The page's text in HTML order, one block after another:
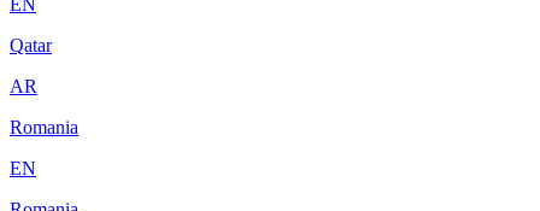
EN
Qatar
AR
Romania
EN